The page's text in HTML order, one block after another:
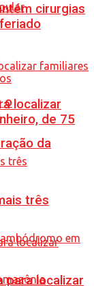
o
da
cirurgias
localizar
de 75
três
para localizar